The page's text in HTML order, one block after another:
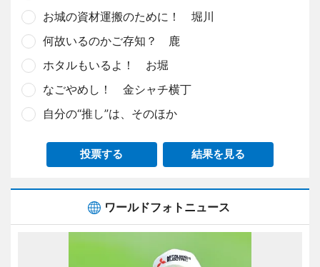
お城の資材運搬のために！ 堀川
何故いるのかご存知？ 鹿
ホタルもいるよ！ お堀
なごやめし！ 金シャチ横丁
自分の“推し”は、そのほか
投票する 結果を見る
ワールドフォトニュース